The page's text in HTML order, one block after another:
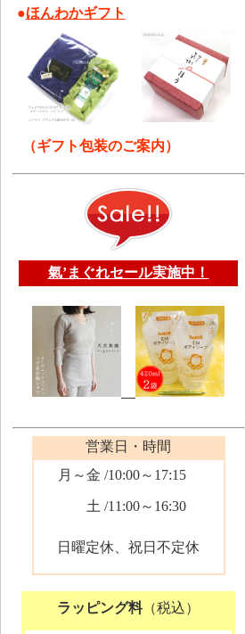
●ほんわかギフト
（ギフト包装のご案内）
氣’まぐれセール実施中！
営業日・時間
月～金 /10:00～17:15
土 /11:00～16:30
日曜定休、祝日不定休
ラッピング料（税込）